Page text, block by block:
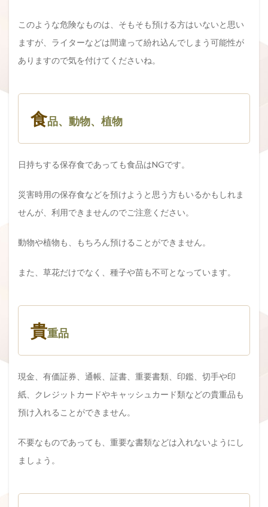
このような危険なものは、そもそも預ける方はいないと思い
ますが、ライターなどは間違って紛れ込んでしまう可能性が
ありますので気を付けてくださいね。
食品、動物、植物
日持ちする保存食であっても食品はNGです。
災害時用の保存食などを預けようと思う方もいるかもしれま
せんが、利用できませんのでご注意ください。
動物や植物も、もちろん預けることができません。
また、草花だけでなく、種子や苗も不可となっています。
貴重品
現金、有価証券、通帳、証書、重要書類、印鑑、切手や印
紙、クレジットカードやキャッシュカード類などの貴重品も
預け入れることができません。
不要なものであっても、重要な書類などは入れないようにし
ましょう。